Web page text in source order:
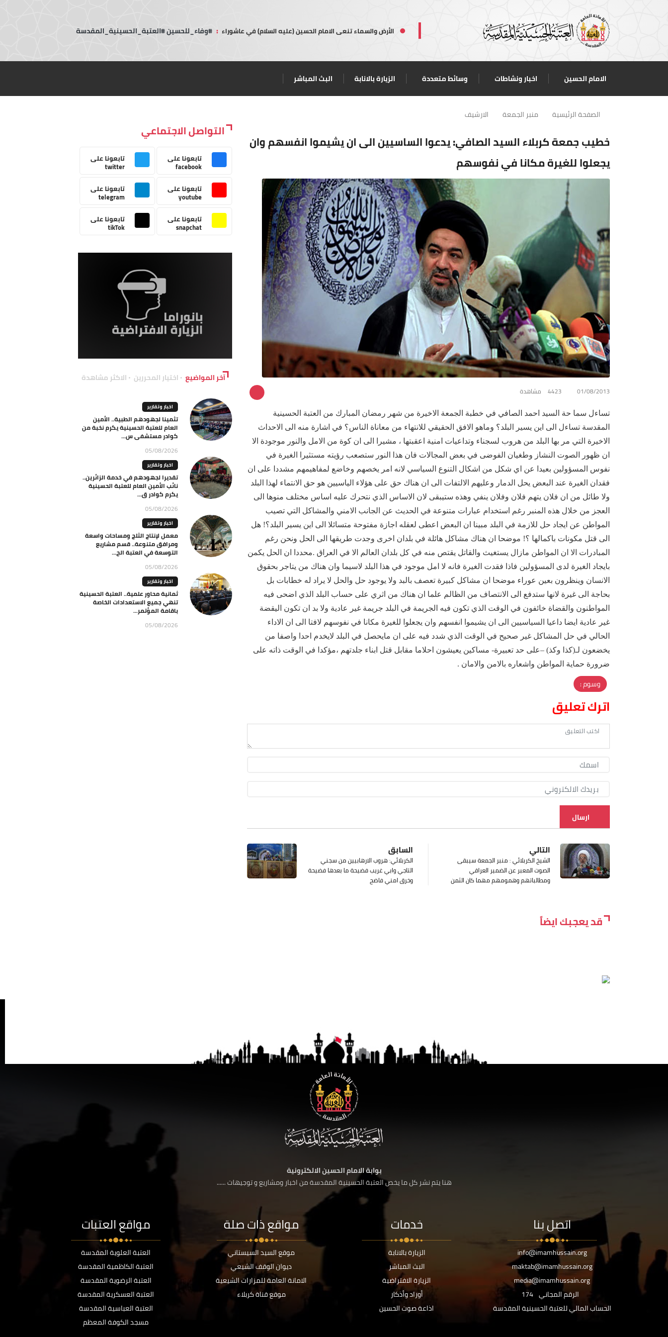
الأرض والسماء تنعى الامام الحسين (عليه السلام) في عاشوراء : #وفاء_للحسين #العتبة_الحسينية_المقدسة
الامام الحسين اخبار ونشاطات وسائط متعددة الزيارة بالانابة البث المباشر
الصفحة الرئيسية منبر الجمعة الارشيف
خطيب جمعة كربلاء السيد الصافي: يدعوا الساسيين الى ان يشيموا انفسهم وان
يجعلوا للغيرة مكانا في نفوسهم
01/08/2013 4423 مشاهدة
تساءل سما حة السيد احمد الصافي في خطبة الجمعة الاخيرة من شهر رمضان المبارك من العتبة الحسينية
المقدسة تساءل الى اين يسير البلد؟ وماهو الافق الحقيقي للانتهاء من معاناة الناس؟ في اشارة منه الى الاحداث
الاخيرة التي مر بها البلد من هروب لسجناء وتداعيات امنية اعقبتها ، مشيرا الى ان كوة من الامل والنور موجودة الا
ان ظهور الصوت النشاز وطغيان الفوضى في بعض المجالات فان هذا النور ستصعب رؤيته مستثيرا الغيرة في
نفوس المسؤولين بعيدا عن اي شكل من اشكال التنوع السياسي لانه امر يخصهم وخاضع لمفاهيمهم مشددا على ان
فقدان الغيرة عند البعض يحل الدمار وعليهم الالتفات الى ان هناك حق على هؤلاء الياسيين هو حق الانتماء لهذا البلد
ولا طائل من ان فلان يتهم فلان وفلان ينفي وهذه ستيبقى لان الاساس الذي نتحرك عليه اساس مختلف منوها الى
العجز من خلال هذه المنبر رغم استخدام عبارات متنوعة في الحديث عن الجانب الامني والمشاكل التي تصيب
المواطن عن ايجاد حل للازمة في البلد مبينا ان البعض اعطى لعقله اجازة مفتوحة متسائلا الى اين يسير البلد؟! هل
الى قتل مكونات باكمالها ؟! موضحا ان هناك مشاكل هائلة في بلدان اخرى وجدت طريقها الى الحل ونحن رغم
المبادرات الا ان المواطن مازال يستغيث والقاتل يقتص منه في كل بلدان العالم الا في العراق .محددا ان الحل يكمن
بايجاد الغيرة لدى المسؤولين فاذا فقدت الغيرة فانه لا امل موجود في هذا البلد لاسيما وان هناك من يتاجر بحقوق
الانسان وينظرون بعين عوراء موضحا ان مشاكل كبيرة تعصف بالبد ولا يوجود حل والحل لا يراد له خطابات بل
بحاجة الى غيرة لانها ستدفع الى الانتصاف من الظالم علما ان هناك من اثري على حساب البلد الذي اضحى فيه
المواطنون والقضاة خائفون في الوقت الذي تكون فيه الجريمة في البلد جريمة غير عادية ولا بد ان تكون اليقضة
غير عادية ايضا داعيا السياسيين الى ان يشيموا انفسهم وان يجعلوا للغيرة مكانا في نفوسهم لافتا الى ان الاداء
الحالي في حل المشاكل غير صحيح في الوقت الذي شدد فيه على ان مايحصل في البلد لايخدم احدا واصفا من
يخضعون لـ(كذا وكذ) –على حد تعبيرة- مساكين يعيشون احلاما مقابل قتل ابناء جلدتهم ،مؤكدا في الوقت ذاته على
ضرورة حماية المواطن واشعاره بالامن والامان .
وسوم :
اترك تعليق
ارسال
السابق
الكربلائي: هروب الارهابيين من سجني
التاجي وابي غريب فضيحة ما بعدها فضيحة
وخرق امني فاضح
التالي
الشيخ الكربلائي : منبر الجمعة سيبقى
الصوت المعبر عن الضمير العراقي
ومطالباتهم وهمومهم مهما كان الثمن
قد يعجبك ايضاً
التواصل الاجتماعي
تابعونا على
facebook
تابعونا على
twitter
تابعونا على
youtube
تابعونا على
telegram
تابعونا على
snapchat
تابعونا على
tikTok
آخر المواضيع اختيار المحررين الاكثر مشاهدة
اخبار وتقارير
تثمينا لجهودهم الطبية.. الأمين
العام للعتبة الحسينية يكرم نخبة من
كوادر مستشفى س...
05/08/2026
اخبار وتقارير
تقديرا لجهودهم في خدمة الزائرين..
نائب الأمين العام للعتبة الحسينية
يكرم كوادر ق...
05/08/2026
اخبار وتقارير
معمل لإنتاج الثلج ومساحات واسعة
ومرافق متنوعة.. قسم مشاريع
التوسعة في العتبة الح...
05/08/2026
اخبار وتقارير
ثمانية محاور علمية.. العتبة الحسينية
تنهي جميع الاستعدادات الخاصة
باقامة المؤتمر...
05/08/2026
بوابة الامام الحسين الالكترونية
هنا يتم نشر كل ما يخص العتبة الحسينية المقدسة من اخبار ومشاريع و توجيهات ......
اتصل بنا
info@imamhussain.org
maktab@imamhussain.org
media@imamhussain.org
الرقم المجاني 174
الحساب المالي للعتبة الحسينية المقدسة
خدمات
الزيارة بالانابة
البث المباشر
الزيارة الافتراضية
أوراد وأذكار
اذاعة صوت الحسين
مواقع ذات صلة
موقع السيد السيستاني
ديوان الوقف الشيعي
الامانة العامة للمزارات الشيعية
موقع قناة كربلاء
مواقع العتبات
العتبة العلوية المقدسة
العتبة الكاظمية المقدسة
العتبة الرضوية المقدسة
العتبة العسكرية المقدسة
العتبة العباسية المقدسة
مسجد الكوفة المعظم